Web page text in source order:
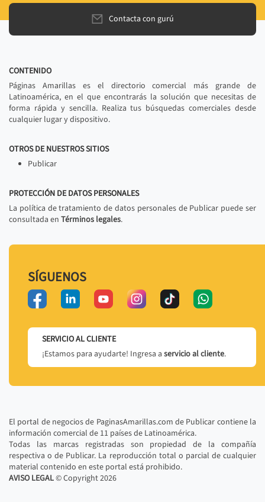
Contacta con gurú
CONTENIDO
Páginas Amarillas es el directorio comercial más grande de
Latinoamérica, en el que encontrarás la solución que necesitas de
forma rápida y sencilla. Realiza tus búsquedas comerciales desde
cualquier lugar y dispositivo.
OTROS DE NUESTROS SITIOS
Publicar
PROTECCIÓN DE DATOS PERSONALES
La política de tratamiento de datos personales de Publicar puede ser
consultada en Términos legales.
SÍGUENOS
SERVICIO AL CLIENTE
¡Estamos para ayudarte! Ingresa a servicio al cliente.
El portal de negocios de PaginasAmarillas.com de Publicar contiene la
información comercial de 11 países de Latinoamérica.
Todas las marcas registradas son propiedad de la compañía
respectiva o de Publicar. La reproducción total o parcial de cualquier
material contenido en este portal está prohibido.
AVISO LEGAL© Copyright2026